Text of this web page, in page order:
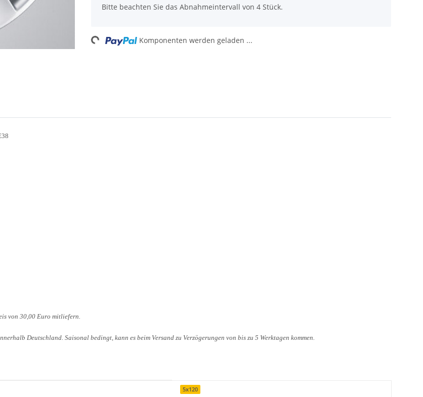
Bitte beachten Sie das Abnahmeintervall von 4 Stück.
Loading... Komponenten werden geladen ...
von 30,00 Euro mitliefern.
Deutschland. Saisonal bedingt, kann es beim Versand zu Verzögerungen von bis zu 5 Werktagen kommen.
5x120